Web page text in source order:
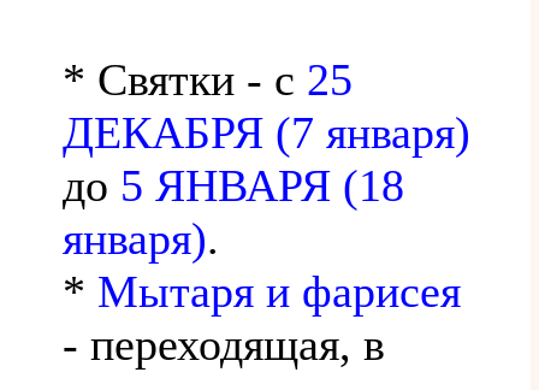
* Святки - с 25
ДЕКАБРЯ (7 января)
до 5 ЯНВАРЯ (18
января).
* Мытаря и фарисея
- переходящая, в